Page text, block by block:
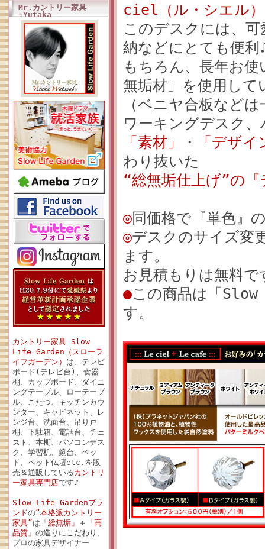
Mr.カントリー家具
☆Yutaka
カントリー家具 Slow
Life Garden（スローラ
イフガーデン） は、テレビ
ボード(テレビ台)、食器
棚、カップボード、ダイニ
ングテーブル、ローテーブ
ル、こたつ、キッチンカウ
ンター、キャビネット、レ
ンジ台、洗面台、吊り戸
棚、下駄箱、電話台、チェ
スト、本棚、パソコンデス
ク、学習机、鏡台、ベッ
ド、ペット仏壇etc.を販
売＆通販しているカントリ
ー家具専門店です♪
Slow Life Gardenブラ
ンドの“本格派カントリー
家具”は 「総無垢」 ＋
「高
品質」 の造りにこだわり、
プロの家具デザイナー
ciel（ル・シエル
このデスクには、
納などにとても便利
もちろん、長年お
無垢材」を使用して
（ベニヤ合板など
ワーキングデスク
「素材」
・
「デザイ
わり抜いた
“総無垢仕上げ”の
◎同価格で『単色』
◎デスクのサイズ変
ます。
お見積もりは無料
●この商品は「
す。